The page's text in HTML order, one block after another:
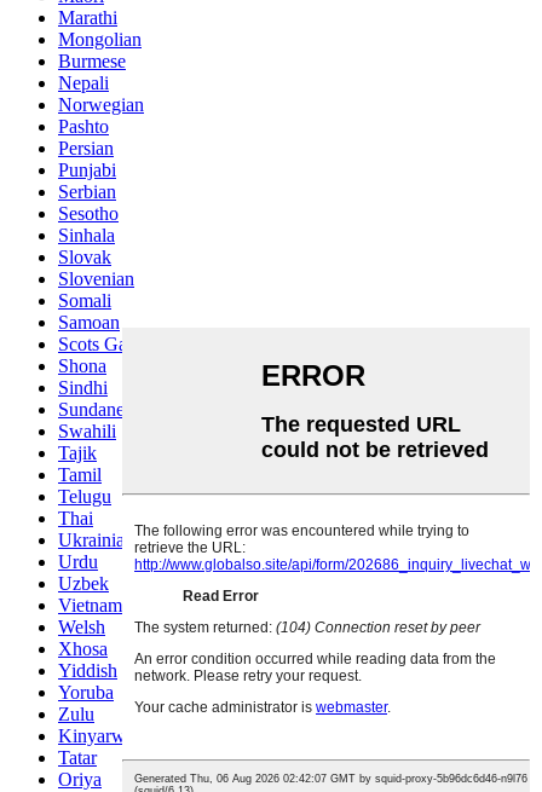
Marathi
Mongolian
Burmese
Nepali
Norwegian
Pashto
Persian
Punjabi
Serbian
Sesotho
Sinhala
Slovak
Slovenian
Somali
Samoan
Scots Gaelic
Shona
Sindhi
Sundanese
Swahili
Tajik
Tamil
Telugu
Thai
Ukrainian
Urdu
Uzbek
Vietnamese
Welsh
Xhosa
Yiddish
Yoruba
Zulu
Kinyarwanda
Tatar
Oriya